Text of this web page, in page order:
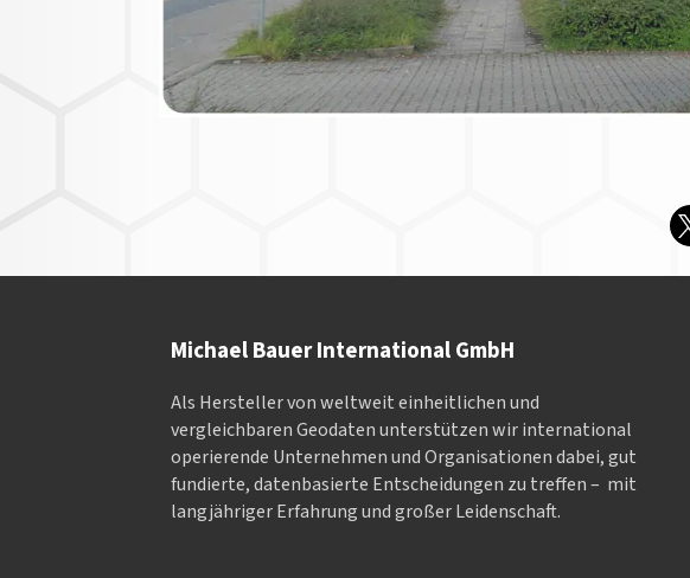
Michael Bauer International GmbH
Als Hersteller von weltweit einheitlichen und
vergleichbaren Geodaten un­ter­stüt­zen wir in­ter­na­tional
ope­rieren­de Un­ter­neh­men und Or­ga­nisa­tionen dabei, gut
fundierte, datenbasierte Entscheidungen zu treffen – mit
langjähriger Erfahrung und großer Leidenschaft.